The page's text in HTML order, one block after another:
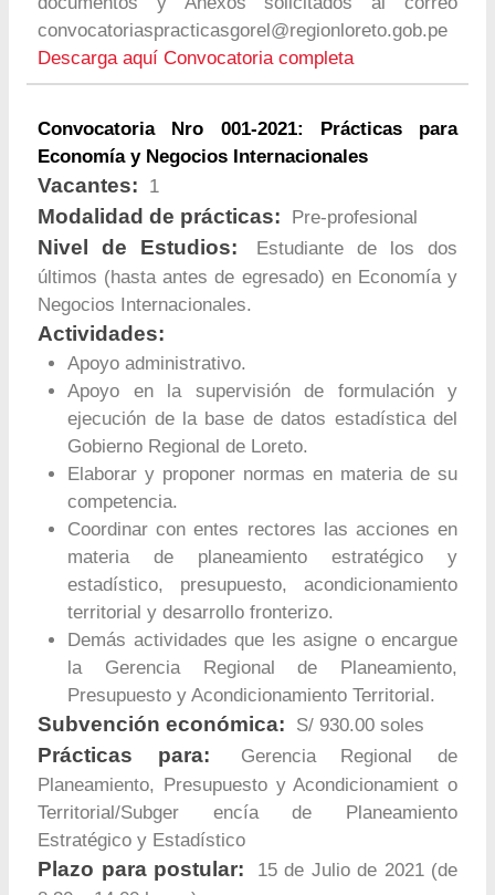
convocatoriaspracticasgorel@regionloreto.gob.pe
Descarga aquí Convocatoria completa
Convocatoria Nro 001-2021: Prácticas para
Economía y Negocios Internacionales
Vacantes: 1
Modalidad de prácticas: Pre-profesional
Nivel de Estudios:
Estudiante de los dos
últimos (hasta antes de egresado) en Economía y
Negocios Internacionales.
Actividades:
Apoyo administrativo.
Apoyo en la supervisión de formulación y
ejecución de la base de datos estadística del
Gobierno Regional de Loreto.
Elaborar y proponer normas en materia de su
competencia.
Coordinar con entes rectores las acciones en
materia de planeamiento estratégico y
estadístico, presupuesto, acondicionamiento
territorial y desarrollo fronterizo.
Demás actividades que les asigne o encargue
la Gerencia Regional de Planeamiento,
Presupuesto y Acondicionamiento Territorial.
Subvención económica: S/ 930.00 soles
Prácticas para:
Gerencia Regional de
Planeamiento, Presupuesto y Acondicionamient o
Territorial/Subger encía de Planeamiento
Estratégico y Estadístico
Plazo para postular:
15 de Julio de 2021 (de